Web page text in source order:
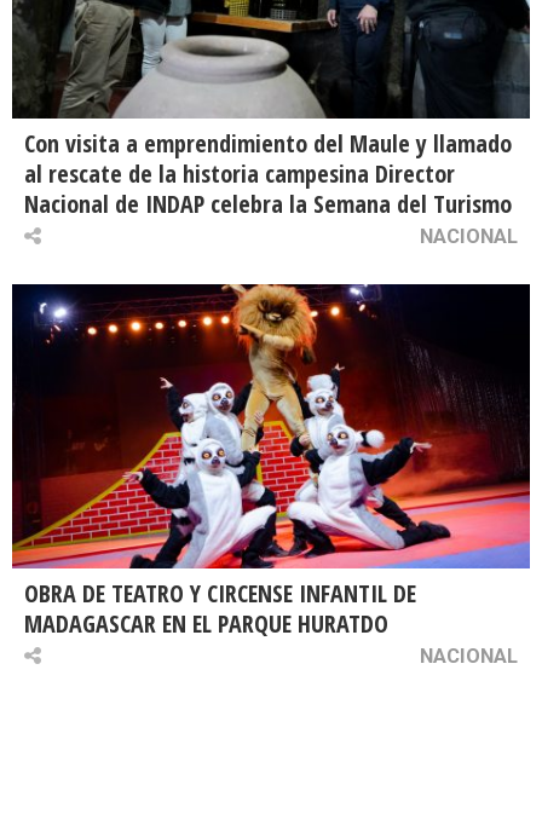
Con visita a emprendimiento del Maule y llamado
al rescate de la historia campesina Director
Nacional de INDAP celebra la Semana del Turismo
NACIONAL
OBRA DE TEATRO Y CIRCENSE INFANTIL DE
MADAGASCAR EN EL PARQUE HURATDO
NACIONAL